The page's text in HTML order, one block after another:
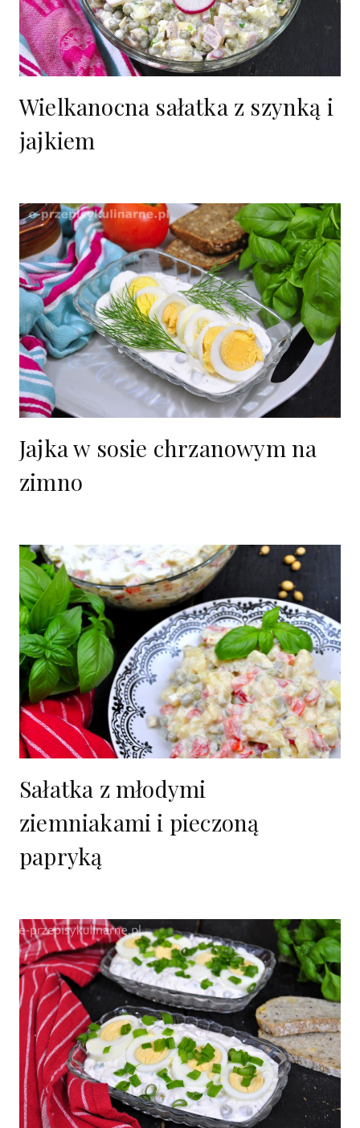
Wielkanocna sałatka z szynką i
jajkiem
Jajka w sosie chrzanowym na
zimno
Sałatka z młodymi
ziemniakami i pieczoną
papryką